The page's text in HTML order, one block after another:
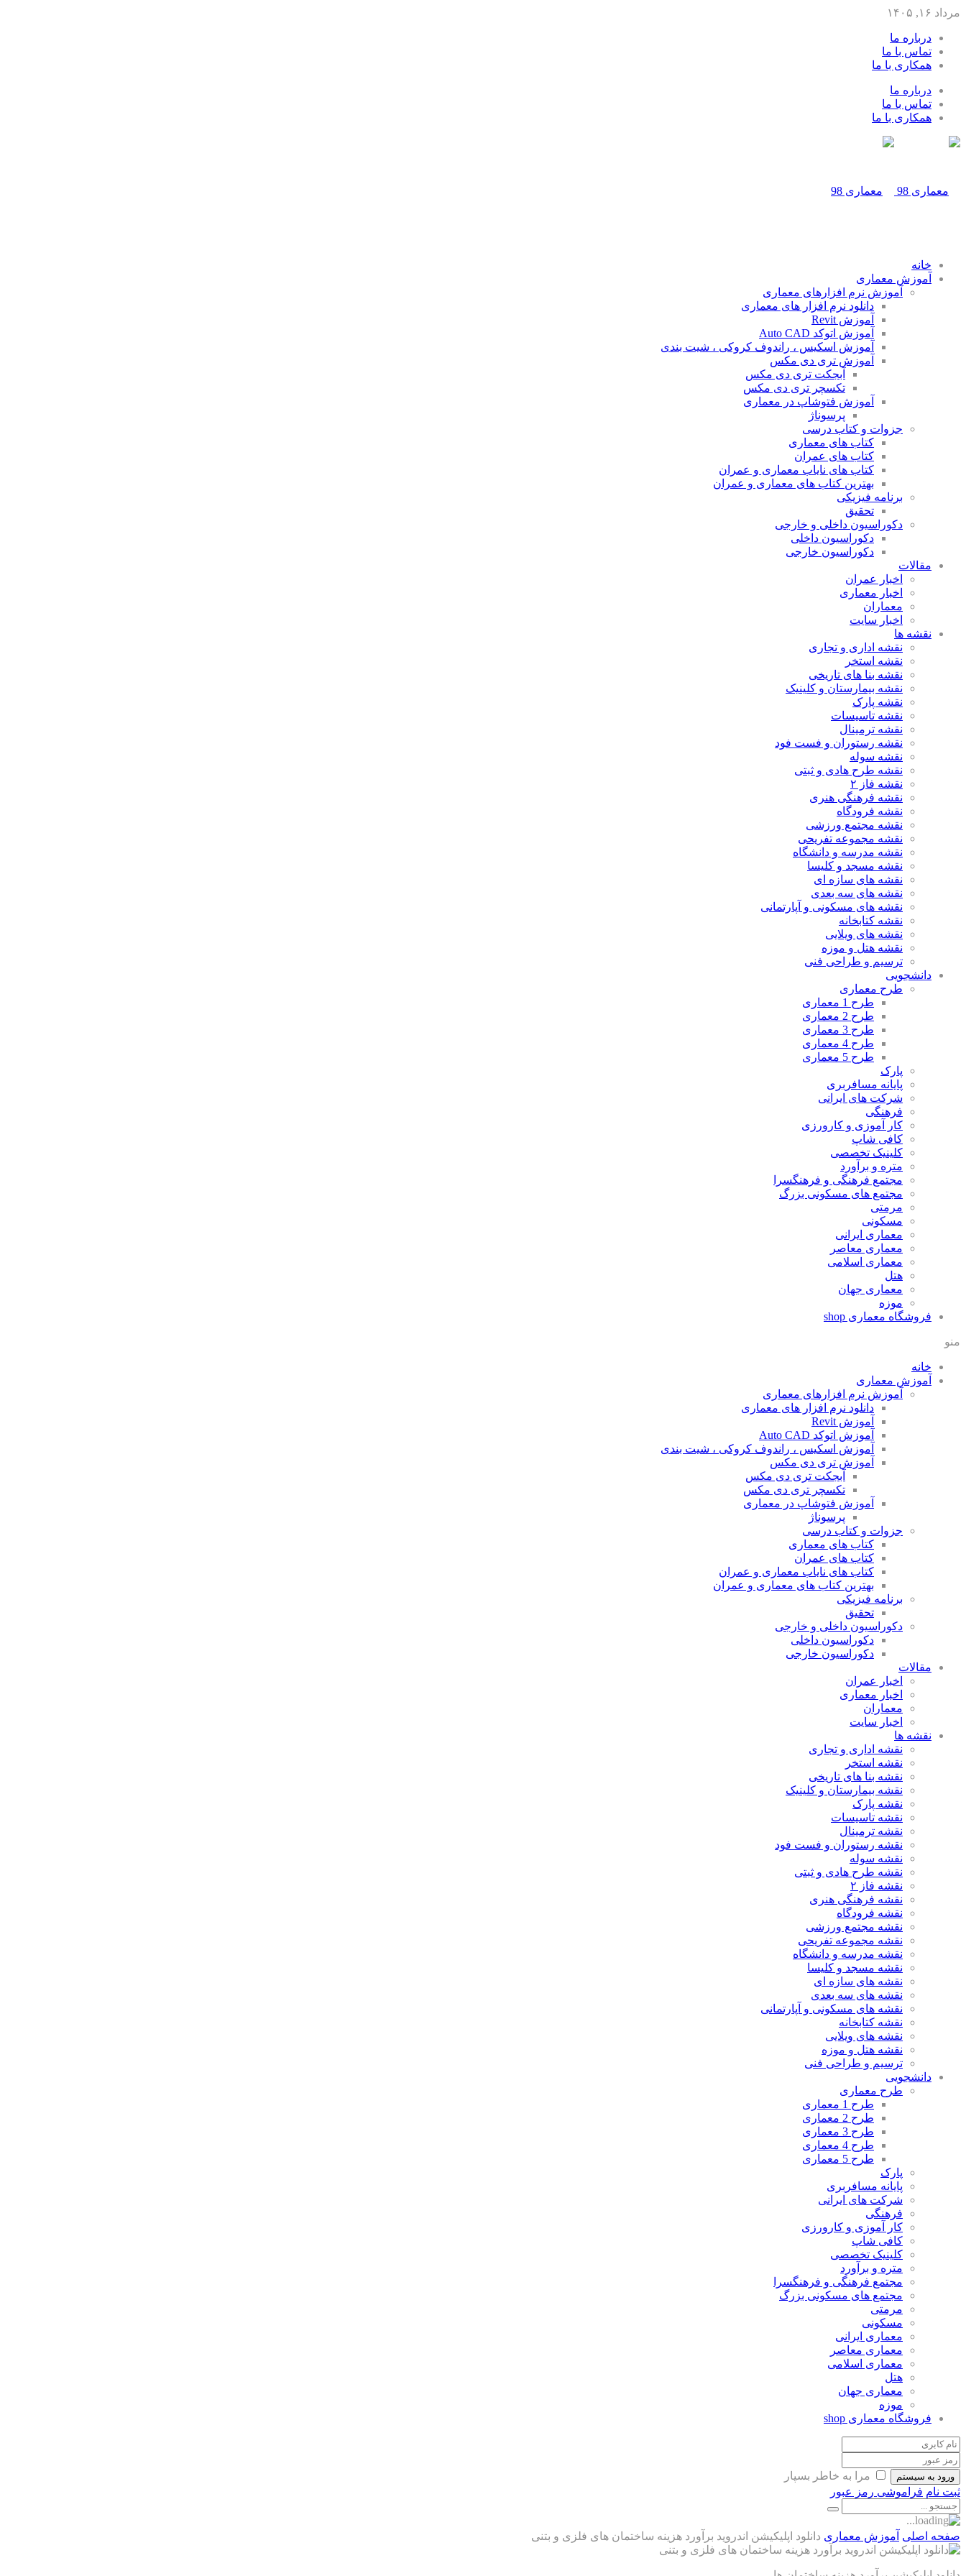
مرداد ۱۶, ۱۴۰۵
درباره ما
تماس با ما
همکاری با ما
درباره ما
تماس با ما
همکاری با ما
خانه
آموزش معماری
آموزش نرم افزارهای معماری
دانلود نرم افزار های معماری
آموزش Revit
آموزش اتوکد Auto CAD
آموزش اسکیس ، راندوف کروکی ، شیت بندی
آموزش تری دی مکس
آبجکت تری دی مکس
تکسچر تری دی مکس
آموزش فتوشاپ در معماری
پرسوناژ
جزوات و کتاب درسی
کتاب های معماری
کتاب های عمران
کتاب های نایاب معماری و عمران
بهترین کتاب های معماری و عمران
برنامه فیزیکی
تحقیق
دکوراسیون داخلی و خارجی
دکوراسیون داخلی
دکوراسیون خارجی
مقالات
اخبار عمران
اخبار معماری
معماران
اخبار سایت
نقشه ها
نقشه اداری و تجاری
نقشه استخر
نقشه بنا های تاریخی
نقشه بیمارستان و کلینیک
نقشه پارک
نقشه تاسیسات
نقشه ترمینال
نقشه رستوران و فست فود
نقشه سوله
نقشه طرح هادی و ثبتی
نقشه فاز ۲
نقشه فرهنگی هنری
نقشه فرودگاه
نقشه مجتمع ورزشی
نقشه مجموعه تفریحی
نقشه مدرسه و دانشگاه
نقشه مسجد و کلیسا
نقشه های سازه ای
نقشه های سه بعدی
نقشه های مسکونی و آپارتمانی
نقشه کتابخانه
نقشه های ویلایی
نقشه هتل و موزه
ترسیم و طراحی فنی
دانشجویی
طرح معماری
طرح 1 معماری
طرح 2 معماری
طرح 3 معماری
طرح 4 معماری
طرح 5 معماری
پارک
پایانه مسافربری
شرکت های ایرانی
فرهنگی
کار آموزی و کارورزی
کافی شاپ
کلینیک تخصصی
متره و برآورد
مجتمع فرهنگی و فرهنگسرا
مجتمع های مسکونی بزرگ
مرمتی
مسکونی
معماری ایرانی
معماری معاصر
معماری اسلامی
هتل
معماری جهان
موزه
فروشگاه معماری shop
منو
خانه
آموزش معماری
آموزش نرم افزارهای معماری
دانلود نرم افزار های معماری
آموزش Revit
آموزش اتوکد Auto CAD
آموزش اسکیس ، راندوف کروکی ، شیت بندی
آموزش تری دی مکس
آبجکت تری دی مکس
تکسچر تری دی مکس
آموزش فتوشاپ در معماری
پرسوناژ
جزوات و کتاب درسی
کتاب های معماری
کتاب های عمران
کتاب های نایاب معماری و عمران
بهترین کتاب های معماری و عمران
برنامه فیزیکی
تحقیق
دکوراسیون داخلی و خارجی
دکوراسیون داخلی
دکوراسیون خارجی
مقالات
اخبار عمران
اخبار معماری
معماران
اخبار سایت
نقشه ها
نقشه اداری و تجاری
نقشه استخر
نقشه بنا های تاریخی
نقشه بیمارستان و کلینیک
نقشه پارک
نقشه تاسیسات
نقشه ترمینال
نقشه رستوران و فست فود
نقشه سوله
نقشه طرح هادی و ثبتی
نقشه فاز ۲
نقشه فرهنگی هنری
نقشه فرودگاه
نقشه مجتمع ورزشی
نقشه مجموعه تفریحی
نقشه مدرسه و دانشگاه
نقشه مسجد و کلیسا
نقشه های سازه ای
نقشه های سه بعدی
نقشه های مسکونی و آپارتمانی
نقشه کتابخانه
نقشه های ویلایی
نقشه هتل و موزه
ترسیم و طراحی فنی
دانشجویی
طرح معماری
طرح 1 معماری
طرح 2 معماری
طرح 3 معماری
طرح 4 معماری
طرح 5 معماری
پارک
پایانه مسافربری
شرکت های ایرانی
فرهنگی
کار آموزی و کارورزی
کافی شاپ
کلینیک تخصصی
متره و برآورد
مجتمع فرهنگی و فرهنگسرا
مجتمع های مسکونی بزرگ
مرمتی
مسکونی
معماری ایرانی
معماری معاصر
معماری اسلامی
هتل
معماری جهان
موزه
فروشگاه معماری shop
ورود به سیستم
مرا به خاطر بسپار
ثبت نام فراموشی رمز عبور
صفحه اصلی آموزش معماری دانلود اپلیکیشن اندروید برآورد هزینه ساختمان های فلزی و بتنی